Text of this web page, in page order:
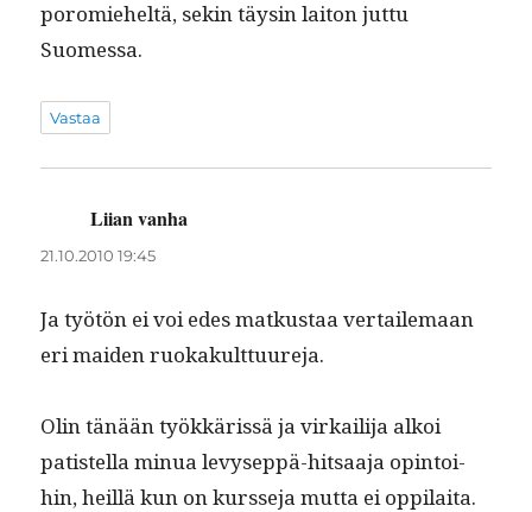
poromieheltä, sekin täysin laiton jut­tu
Suomessa.
Vastaa
Liian vanha
21.10.2010 19:45
Ja työtön ei voi edes matkus­taa ver­taile­maan
eri maid­en ruokakulttuureja.
Olin tänään työkkäris­sä ja virkail­i­ja alkoi
patis­tel­la min­ua levy­sep­pä-hit­saa­ja opin­toi­
hin, heil­lä kun on kursse­ja mut­ta ei oppilaita.